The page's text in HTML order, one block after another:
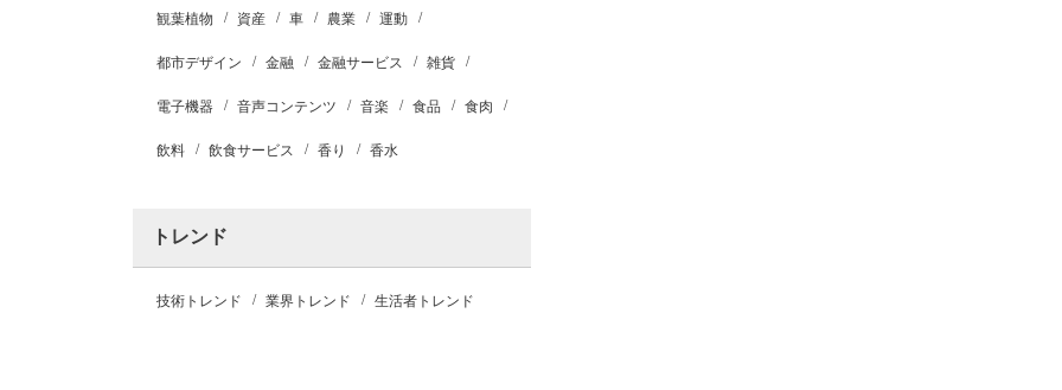
観葉植物 資産 車 農業 運動
都市デザイン 金融 金融サービス 雑貨
電子機器 音声コンテンツ 音楽 食品 食肉
飲料 飲食サービス 香り 香水
トレンド
技術トレンド 業界トレンド 生活者トレンド